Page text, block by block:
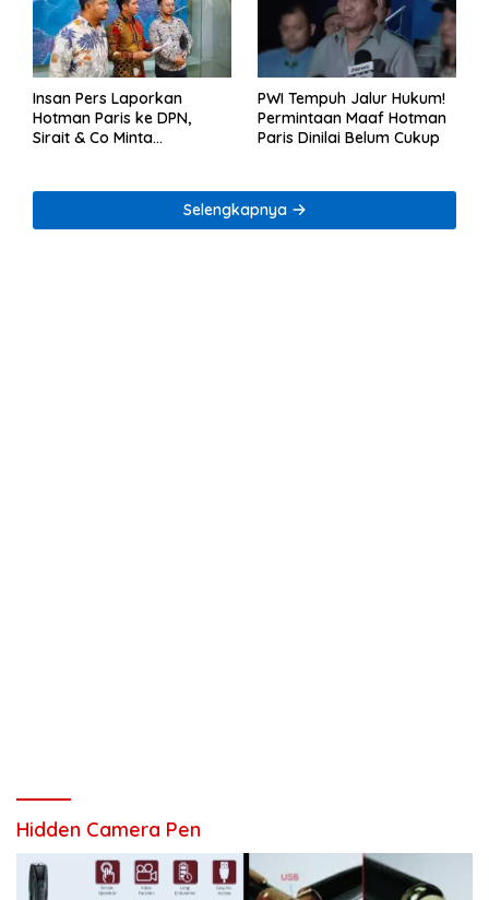
Insan Pers Laporkan
Hotman Paris ke DPN,
Sirait & Co Minta
PWI Tempuh Jalur Hukum!
Permintaan Maaf Hotman
Paris Dinilai Belum Cukup
Selengkapnya
Hidden Camera Pen